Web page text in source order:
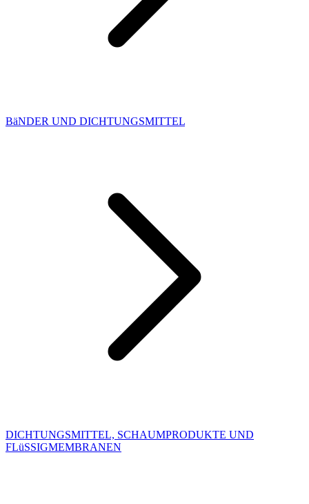
BäNDER UND DICHTUNGSMITTEL
DICHTUNGSMITTEL, SCHAUMPRODUKTE UND
FLüSSIGMEMBRANEN